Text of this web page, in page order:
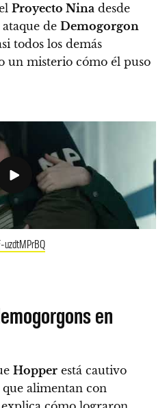
Proyecto Nina desde
de Demogorgon
todos los demás
un misterio cómo él puso
uzdtMPrBQ
en
Hopper está cautivo
que alimentan con